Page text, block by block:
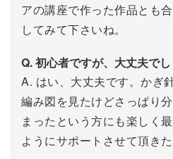
アの講座で作った作品とも
してみて下さいね。
Q. 初心者ですが、大丈夫で
A. はい、大丈夫です。かぎ
編み図を見たけどさっぱり
まったという方にも楽しく
ようにサポートさせて頂き